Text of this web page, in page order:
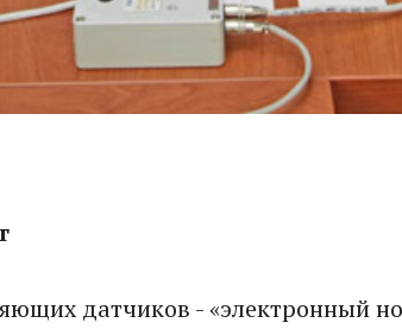
датчиков - «электронный